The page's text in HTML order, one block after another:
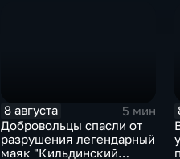
8 августа
5 мин
Добровольцы спасли от
разрушения легендарный
маяк "Кильдинский